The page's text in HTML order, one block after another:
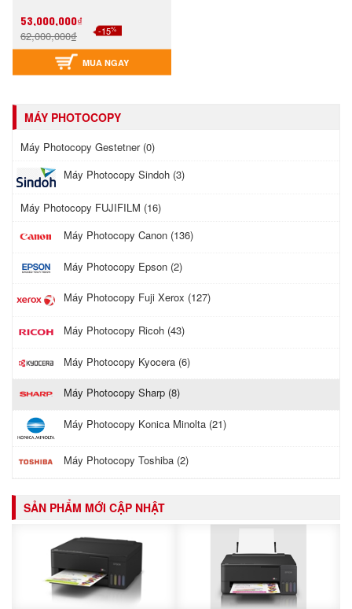
53,000,000₫
62,000,000₫ -15%
MUA NGAY
MÁY PHOTOCOPY
Máy Photocopy Gestetner (0)
Máy Photocopy Sindoh (3)
Máy Photocopy FUJIFILM (16)
Máy Photocopy Canon (136)
Máy Photocopy Epson (2)
Máy Photocopy Fuji Xerox (127)
Máy Photocopy Ricoh (43)
Máy Photocopy Kyocera (6)
Máy Photocopy Sharp (8)
Máy Photocopy Konica Minolta (21)
Máy Photocopy Toshiba (2)
SẢN PHẨM MỚI CẬP NHẬT